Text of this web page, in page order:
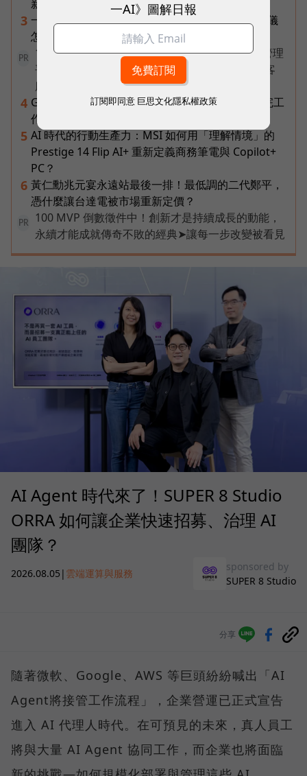
新定義「有價值的人」到底什麼樣子？
3 一張遺照「開口」說話，中間有8道關卡！翊嘉禮儀
怎麼做出AI告別式，讓逝者最後道別？
PR
1 名員工、一支 AI 團隊全包辦——企業 AI 員工管理
平台 ORRA，如何讓新創公司撐起研發、銷售到客
服？
4 Gemini Spark完整教學｜幫你讀Gmail、自動跑完工
作流程，3個超實用情境一次看
5 AI 時代的行動生產力：MSI 如何用「理解情境」的
Prestige 14 Flip AI+ 重新定義商務筆電與 Copilot+
PC？
6 黃仁勳兆元宴永遠站最後一排！最低調的二代鄭平，
憑什麼讓台達電被市場重新定價？
PR
100 MVP 倒數徵件中！創新才是持續成長的動能，
永續才能成就傳奇不敗的經典➤讓每一步改變被看見
AI Agent 時代來了！SUPER 8 Studio
ORRA 如何讓企業快速招募、治理 AI
團隊？
2026.08.05 | 雲端運算與服務
sponsored by
SUPER 8 Studio
分享
隨著微軟、Google、AWS 等巨頭紛紛喊出「AI
Agent將接管工作流程」，企業營運已正式宣告
進入 AI 代理人時代。在可預見的未來，真人員工
將與大量 AI Agent 協同工作，而企業也將面臨
一AI》圖解日報
訂閱即同意 巨思文化隱私權政策